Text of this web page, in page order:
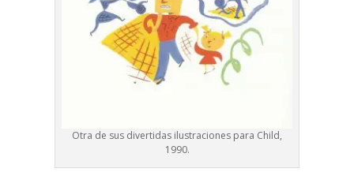
Otra de sus divertidas ilustraciones para Child,
1990.